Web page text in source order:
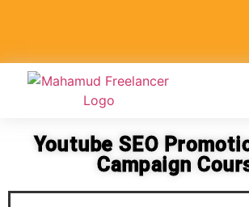
Youtube SEO
Campaign